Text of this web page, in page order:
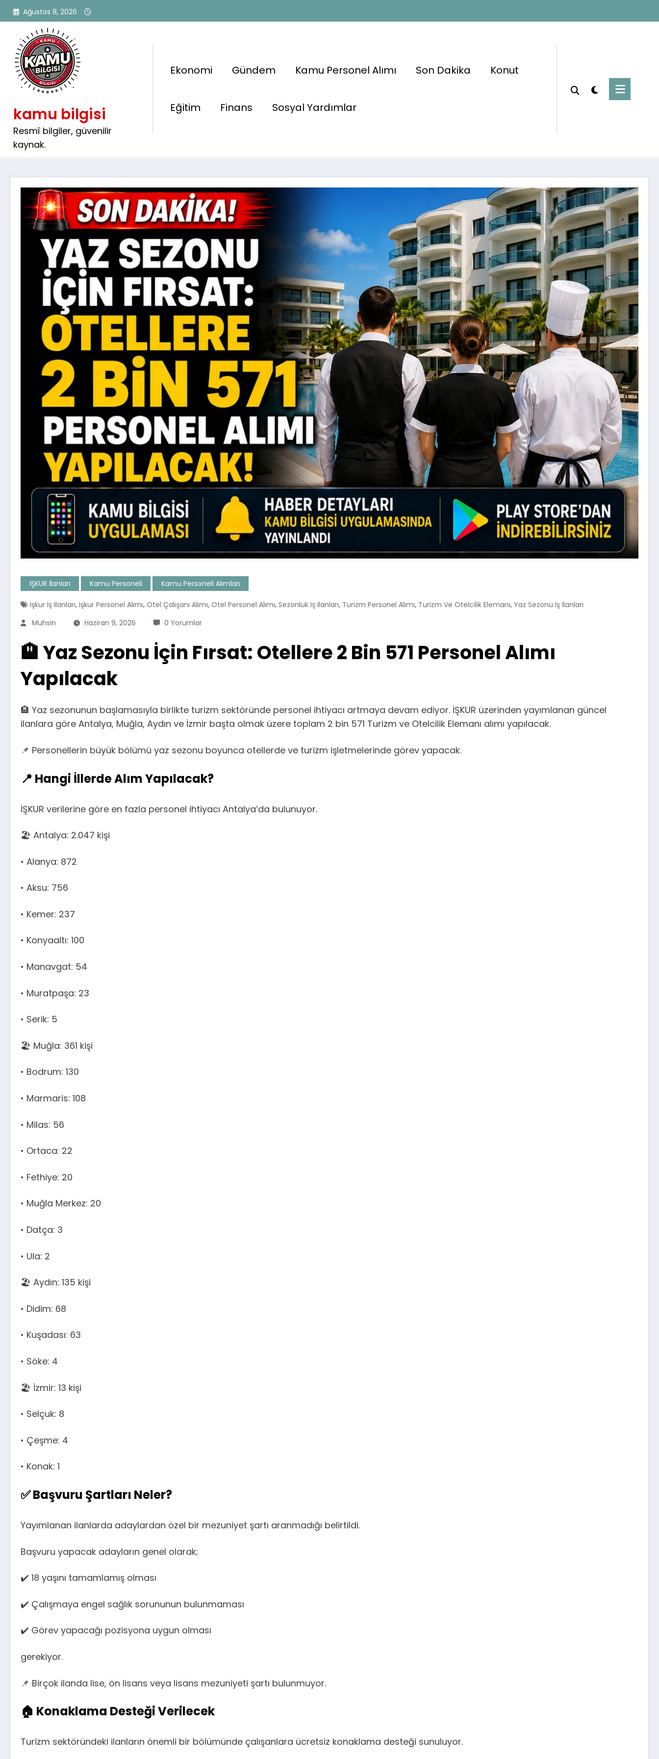
İçeriğe
atla
Ağustos 8, 2026
kamu bilgisi
Resmî bilgiler, güvenilir
kaynak.
Ekonomi Gündem Kamu Personel Alımı Son Dakika Konut
Eğitim Finans Sosyal Yardımlar
🏨 Yaz Sezonu İçin Fırsat: Otellere 2 Bin
571 Personel Alımı Yapılacak
Kamu Personeli
İŞKUR İlanları Kamu Personeli Kamu Personeli Alımları
Işkur Iş Ilanları, Işkur Personel Alımı, Otel Çalışanı Alımı, Otel Personel Alımı, Sezonluk Iş Ilanları, Turizm Personel Alımı, Turizm Ve Otelcilik Elemanı, Yaz Sezonu Iş Ilanları
Muhsin
Haziran 9, 2026 0 Yorumlar
🏨 Yaz Sezonu İçin Fırsat: Otellere 2 Bin 571 Personel Alımı
Yapılacak
🏨 Yaz sezonunun başlamasıyla birlikte turizm sektöründe personel ihtiyacı artmaya devam ediyor. İŞKUR üzerinden yayımlanan güncel
ilanlara göre Antalya, Muğla, Aydın ve İzmir başta olmak üzere toplam 2 bin 571 Turizm ve Otelcilik Elemanı alımı yapılacak.
📌 Personellerin büyük bölümü yaz sezonu boyunca otellerde ve turizm işletmelerinde görev yapacak.
📍 Hangi İllerde Alım Yapılacak?
İŞKUR verilerine göre en fazla personel ihtiyacı Antalya’da bulunuyor.
🏖️ Antalya: 2.047 kişi
• Alanya: 872
• Aksu: 756
• Kemer: 237
• Konyaaltı: 100
• Manavgat: 54
• Muratpaşa: 23
• Serik: 5
🏖️ Muğla: 361 kişi
• Bodrum: 130
• Marmaris: 108
• Milas: 56
• Ortaca: 22
• Fethiye: 20
• Muğla Merkez: 20
• Datça: 3
• Ula: 2
🏖️ Aydın: 135 kişi
• Didim: 68
• Kuşadası: 63
• Söke: 4
🏖️ İzmir: 13 kişi
• Selçuk: 8
• Çeşme: 4
• Konak: 1
✅ Başvuru Şartları Neler?
Yayımlanan ilanlarda adaylardan özel bir mezuniyet şartı aranmadığı belirtildi.
Başvuru yapacak adayların genel olarak;
✔️ 18 yaşını tamamlamış olması
✔️ Çalışmaya engel sağlık sorununun bulunmaması
✔️ Görev yapacağı pozisyona uygun olması
gerekiyor.
📌 Birçok ilanda lise, ön lisans veya lisans mezuniyeti şartı bulunmuyor.
🏠 Konaklama Desteği Verilecek
Turizm sektöründeki ilanların önemli bir bölümünde çalışanlara ücretsiz konaklama desteği sunuluyor.